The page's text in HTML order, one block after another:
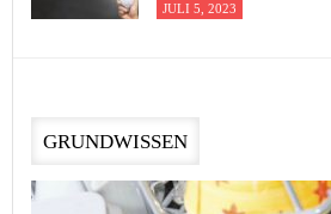
JULI 5, 2023
GRUNDWISSEN